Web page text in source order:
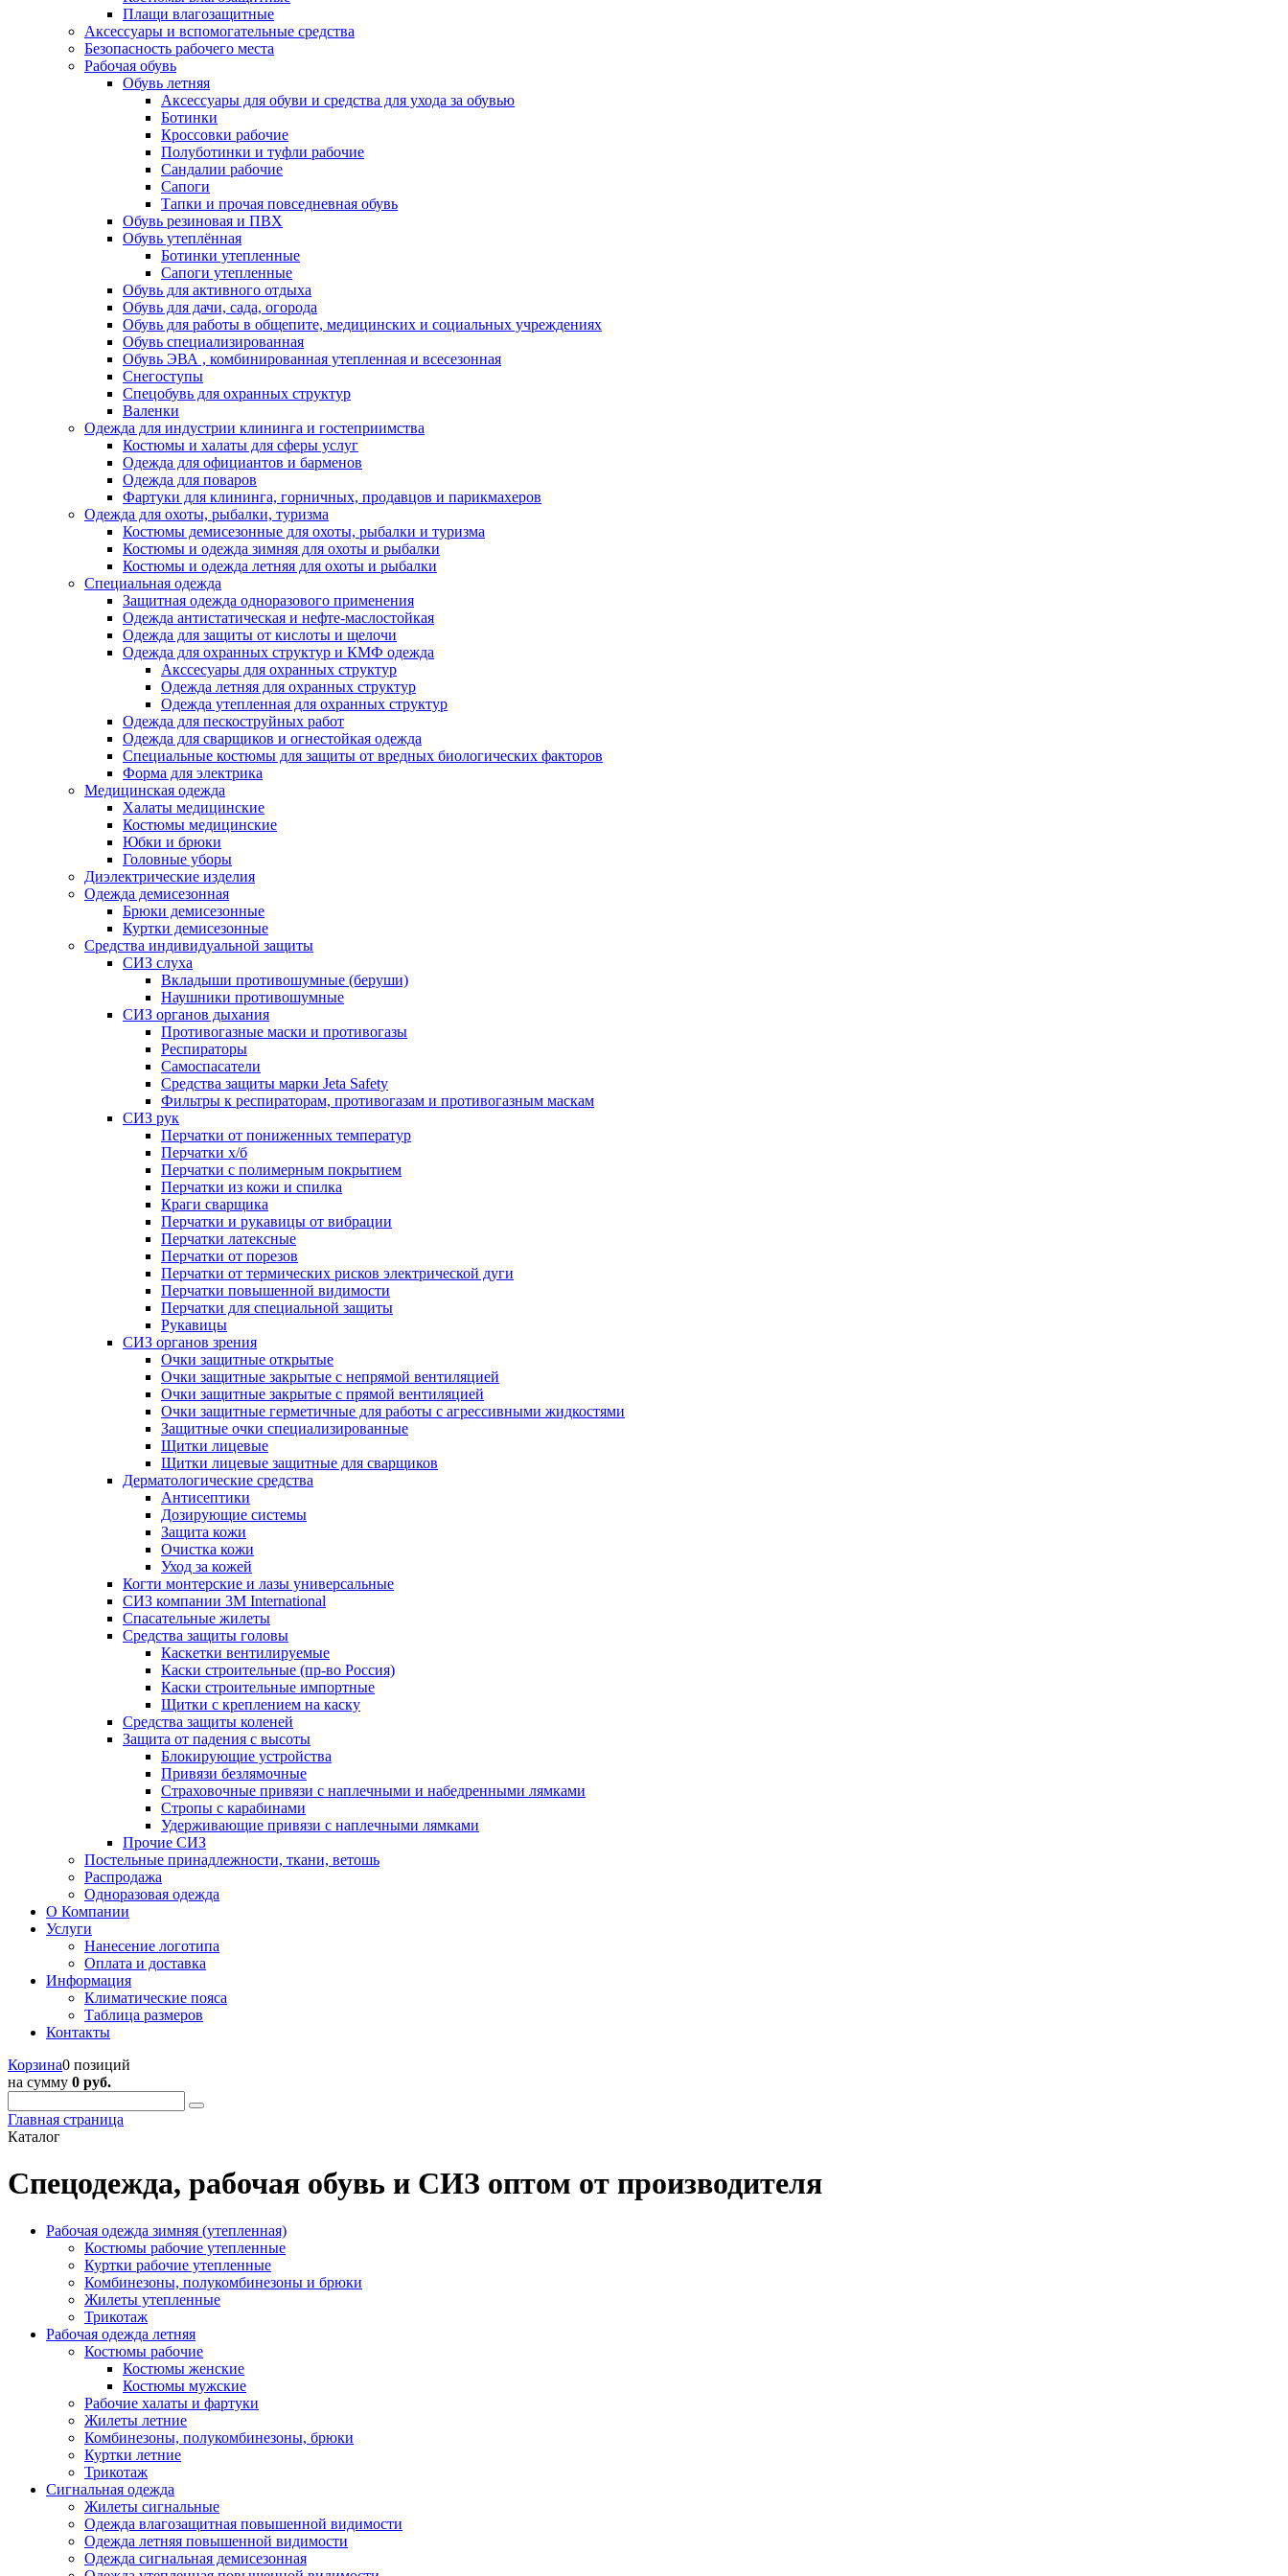
Плащи влагозащитные
Аксессуары и вспомогательные средства
Безопасность рабочего места
Рабочая обувь
Обувь летняя
Аксессуары для обуви и средства для ухода за обувью
Ботинки
Кроссовки рабочие
Полуботинки и туфли рабочие
Сандалии рабочие
Сапоги
Тапки и прочая повседневная обувь
Обувь резиновая и ПВХ
Обувь утеплённая
Ботинки утепленные
Сапоги утепленные
Обувь для активного отдыха
Обувь для дачи, сада, огорода
Обувь для работы в общепите, медицинских и социальных учреждениях
Обувь специализированная
Обувь ЭВА , комбинированная утепленная и всесезонная
Снегоступы
Спецобувь для охранных структур
Валенки
Одежда для индустрии клининга и гостеприимства
Костюмы и халаты для сферы услуг
Одежда для официантов и барменов
Одежда для поваров
Фартуки для клининга, горничных, продавцов и парикмахеров
Одежда для охоты, рыбалки, туризма
Костюмы демисезонные для охоты, рыбалки и туризма
Костюмы и одежда зимняя для охоты и рыбалки
Костюмы и одежда летняя для охоты и рыбалки
Специальная одежда
Защитная одежда одноразового применения
Одежда антистатическая и нефте-маслостойкая
Одежда для защиты от кислоты и щелочи
Одежда для охранных структур и КМФ одежда
Акссесуары для охранных структур
Одежда летняя для охранных структур
Одежда утепленная для охранных структур
Одежда для пескоструйных работ
Одежда для сварщиков и огнестойкая одежда
Специальные костюмы для защиты от вредных биологических факторов
Форма для электрика
Медицинская одежда
Халаты медицинские
Костюмы медицинские
Юбки и брюки
Головные уборы
Диэлектрические изделия
Одежда демисезонная
Брюки демисезонные
Куртки демисезонные
Средства индивидуальной защиты
СИЗ слуха
Вкладыши противошумные (беруши)
Наушники противошумные
СИЗ органов дыхания
Противогазные маски и противогазы
Респираторы
Самоспасатели
Средства защиты марки Jeta Safety
Фильтры к респираторам, противогазам и противогазным маскам
СИЗ рук
Перчатки от пониженных температур
Перчатки х/б
Перчатки с полимерным покрытием
Перчатки из кожи и спилка
Краги сварщика
Перчатки и рукавицы от вибрации
Перчатки латексные
Перчатки от порезов
Перчатки от термических рисков электрической дуги
Перчатки повышенной видимости
Перчатки для специальной защиты
Рукавицы
СИЗ органов зрения
Очки защитные открытые
Очки защитные закрытые с непрямой вентиляцией
Очки защитные закрытые с прямой вентиляцией
Очки защитные герметичные для работы с агрессивными жидкостями
Защитные очки специализированные
Щитки лицевые
Щитки лицевые защитные для сварщиков
Дерматологические средства
Антисептики
Дозирующие системы
Защита кожи
Очистка кожи
Уход за кожей
Когти монтерские и лазы универсальные
СИЗ компании 3М International
Спасательные жилеты
Средства защиты головы
Каскетки вентилируемые
Каски строительные (пр-во Россия)
Каски строительные импортные
Щитки с креплением на каску
Средства защиты коленей
Защита от падения с высоты
Блокирующие устройства
Привязи безлямочные
Страховочные привязи с наплечными и набедренными лямками
Стропы с карабинами
Удерживающие привязи с наплечными лямками
Прочие СИЗ
Постельные принадлежности, ткани, ветошь
Распродажа
Одноразовая одежда
О Компании
Услуги
Нанесение логотипа
Оплата и доставка
Информация
Климатические пояса
Таблица размеров
Контакты
Корзина0 позиций
на сумму 0 руб.
Главная страница
Каталог
Спецодежда, рабочая обувь и СИЗ оптом от производителя
Рабочая одежда зимняя (утепленная)
Костюмы рабочие утепленные
Куртки рабочие утепленные
Комбинезоны, полукомбинезоны и брюки
Жилеты утепленные
Трикотаж
Рабочая одежда летняя
Костюмы рабочие
Костюмы женские
Костюмы мужские
Рабочие халаты и фартуки
Жилеты летние
Комбинезоны, полукомбинезоны, брюки
Куртки летние
Трикотаж
Сигнальная одежда
Жилеты сигнальные
Одежда влагозащитная повышенной видимости
Одежда летняя повышенной видимости
Одежда сигнальная демисезонная